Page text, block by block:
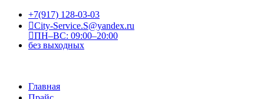
+7(917) 128-03-03
City-Service.S@yandex.ru
ПН–ВС: 09:00–20:00
без выходных
Главная